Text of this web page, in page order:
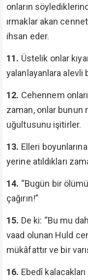
onların
ırmaklar akan
ihsan eder.
11. Üstelik onlar
yalanlayanlara alevli
12. Cehennem
zaman, onlar bunun
uğultusunu işitirler.
13. Elleri
yerine atıldıkları
14. “Bugün bir
çağırın!”
15. De ki: “Bu mu
vaad olunan Huld
mükâfattır ve bir
16. Ebedî